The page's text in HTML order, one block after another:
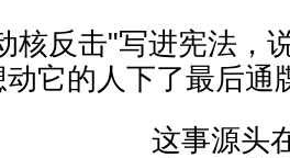
核反击"写进宪法，
它的人下了最后通
这事源头